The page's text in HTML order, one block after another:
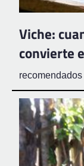
Viche:
convierte
recomendados